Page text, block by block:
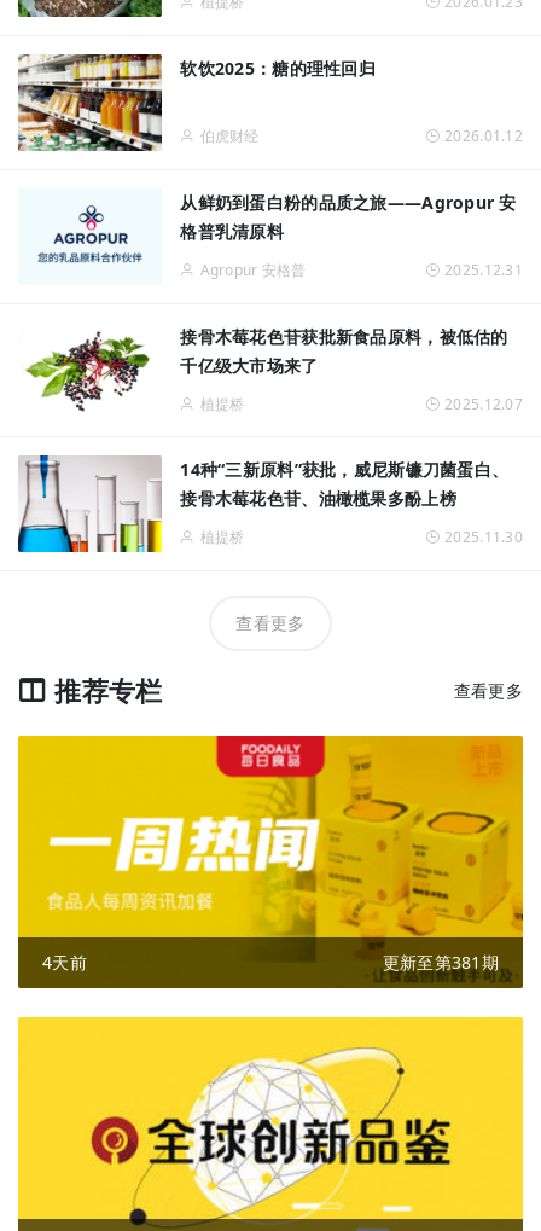
软饮2025：糖的理性回归
伯虎财经 2026.01.12
从鲜奶到蛋白粉的品质之旅——Agropur 安
格普乳清原料
Agropur 安格普 2025.12.31
接骨木莓花色苷获批新食品原料，被低估的
千亿级大市场来了
植提桥 2025.12.07
14种“三新原料”获批，威尼斯镰刀菌蛋白、
接骨木莓花色苷、油橄榄果多酚上榜
植提桥 2025.11.30
查看更多
推荐专栏 查看更多
4天前 更新至第381期